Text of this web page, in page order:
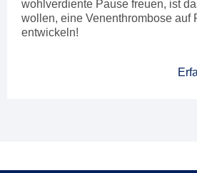
wohlverdiente Pause freuen, ist
wollen, eine Venenthrombose auf
entwickeln!